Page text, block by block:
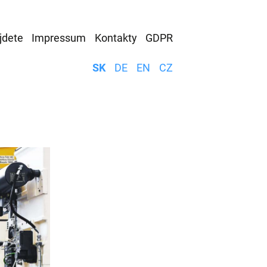
Impressum Kontakty GDPR
CZ
EN
DE
SK